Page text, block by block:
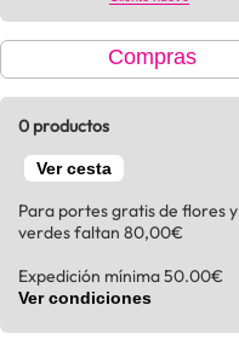
Compras
0 productos
Ver cesta
Para portes gratis de flores y
verdes faltan 80,00€
Expedición mínima 50.00€
Ver condiciones